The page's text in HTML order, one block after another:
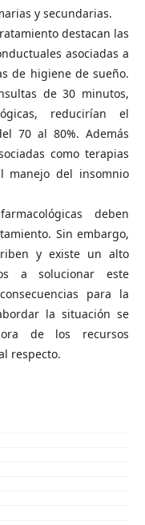
y secundarias.
destacan las
asociadas a
de higiene de sueño.
de 30 minutos,
reducirían el
70 al 80%. Además
como terapias
manejo del insomnio
deben
Sin embargo,
y existe un alto
a solucionar este
para la
la situación se
de los recursos
respecto.